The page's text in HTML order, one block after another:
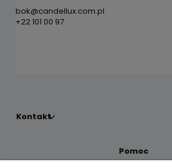
bok@candellux.com.pl
+22 101 00 97
Kontakt
Pomoc